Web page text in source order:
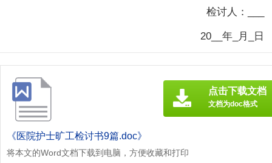
检讨人：___
20__年_月_日
《医院护士旷工检讨书9篇.doc》
将本文的Word文档下载到电脑，方便收藏和打印
点击下载文档
文档为doc格式